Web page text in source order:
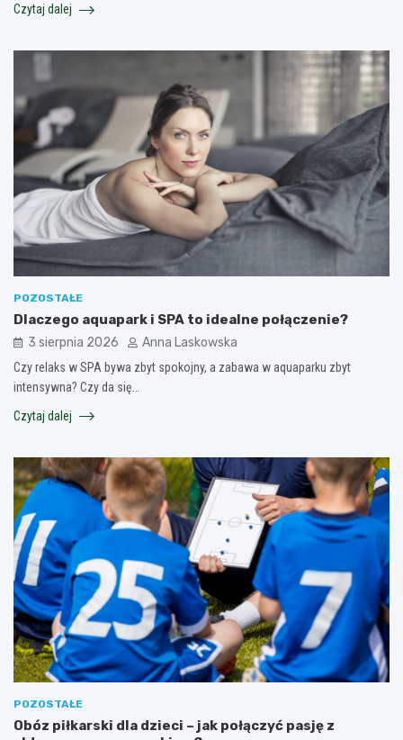
Czytaj dalej
POZOSTAŁE
Dlaczego aquapark i SPA to idealne połączenie?
3 sierpnia 2026 Anna Laskowska
Czy relaks w SPA bywa zbyt spokojny, a zabawa w aquaparku zbyt
intensywna? Czy da się…
Czytaj dalej
POZOSTAŁE
Obóz piłkarski dla dzieci – jak połączyć pasję z